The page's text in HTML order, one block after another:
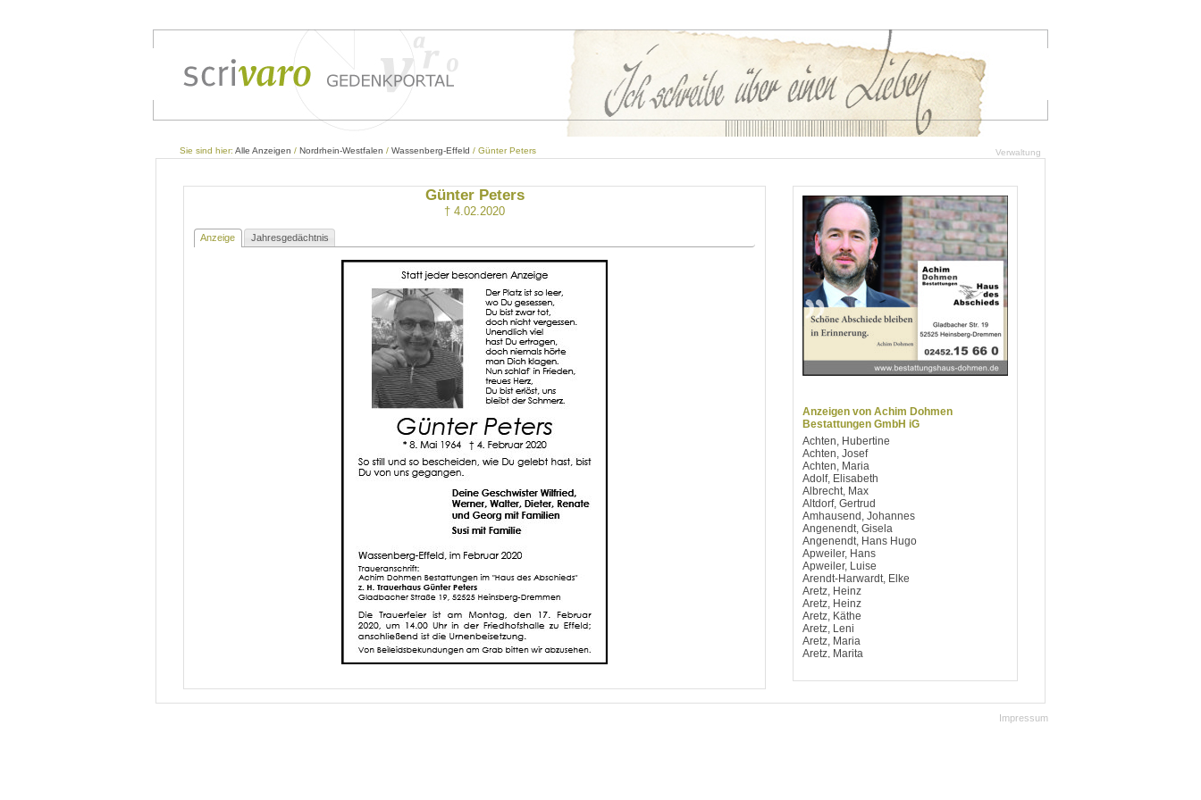
Verwaltung
Sie sind hier: Alle Anzeigen / Nordrhein-Westfalen / Wassenberg-Effeld / Günter Peters
Günter Peters
† 4.02.2020
Anzeige Jahresgedächtnis
Anzeigen von Achim Dohmen
Bestattungen GmbH iG
Achten, Hubertine
Achten, Josef
Achten, Maria
Adolf, Elisabeth
Albrecht, Max
Altdorf, Gertrud
Amhausend, Johannes
Angenendt, Gisela
Angenendt, Hans Hugo
Apweiler, Hans
Apweiler, Luise
Arendt-Harwardt, Elke
Aretz, Heinz
Aretz, Heinz
Aretz, Käthe
Aretz, Leni
Aretz, Maria
Aretz, Marita
Artelt, Notburga
Aufsfeld, Josef
Impressum